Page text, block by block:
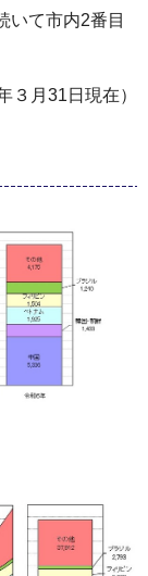
いて市内2番目
３月31日現在）